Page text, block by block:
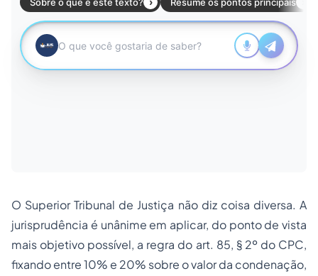
O Superior Tribunal de Justiça não diz coisa diversa. A
jurisprudência é unânime em aplicar, do ponto de vista
mais objetivo possível, a regra do art. 85, § 2º do CPC,
fixando entre 10% e 20% sobre o valor da condenação,